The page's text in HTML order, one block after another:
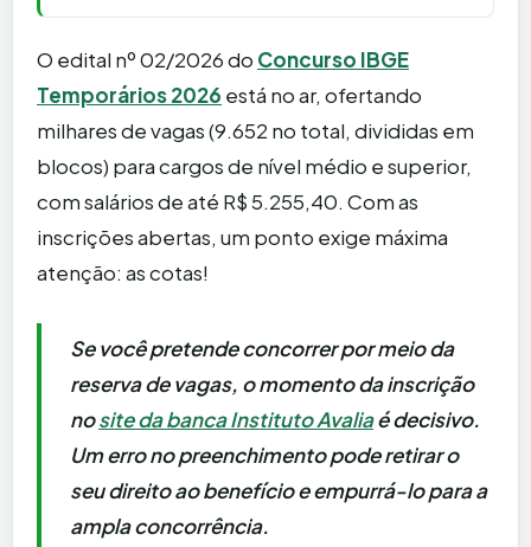
O edital nº 02/2026 do Concurso IBGE
Temporários 2026 está no ar, ofertando
milhares de vagas (9.652 no total, divididas em
blocos) para cargos de nível médio e superior,
com salários de até R$ 5.255,40. Com as
inscrições abertas, um ponto exige máxima
atenção: as cotas!
Se você pretende concorrer por meio da
reserva de vagas, o momento da inscrição
nosite da banca Instituto Avaliaé decisivo.
Um erro no preenchimento pode retirar o
seu direito ao benefício e empurrá-lo para a
ampla concorrência.